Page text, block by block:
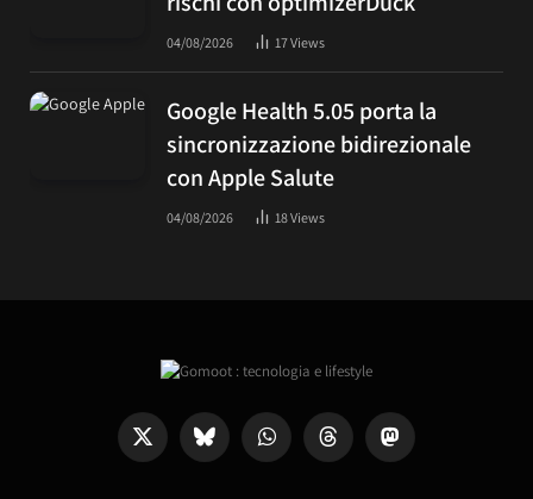
04/08/2026 17Views
Google Health 5.05 porta la
sincronizzazione bidirezionale
con Apple Salute
04/08/2026 18Views
X
(Twitter)
Bluesky WhatsAppThreads Mastodon